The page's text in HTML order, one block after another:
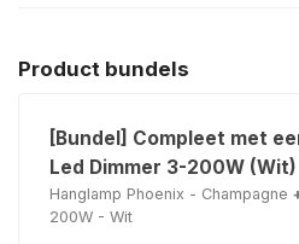
Product bundels
[Bundel] Compleet met
Led Dimmer 3-200W (Wit)
Hanglamp Phoenix - Champagne
200W - Wit